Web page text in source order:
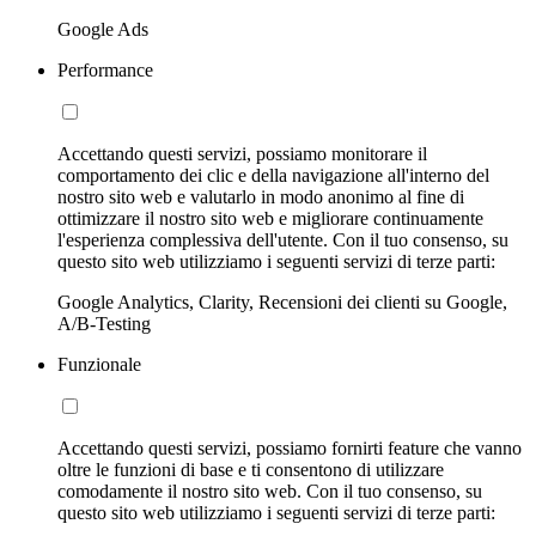
Google Ads
Performance
Accettando questi servizi, possiamo monitorare il
comportamento dei clic e della navigazione all'interno del
nostro sito web e valutarlo in modo anonimo al fine di
ottimizzare il nostro sito web e migliorare continuamente
l'esperienza complessiva dell'utente. Con il tuo consenso, su
questo sito web utilizziamo i seguenti servizi di terze parti:
Google Analytics, Clarity, Recensioni dei clienti su Google,
A/B-Testing
Funzionale
Accettando questi servizi, possiamo fornirti feature che vanno
oltre le funzioni di base e ti consentono di utilizzare
comodamente il nostro sito web. Con il tuo consenso, su
questo sito web utilizziamo i seguenti servizi di terze parti: